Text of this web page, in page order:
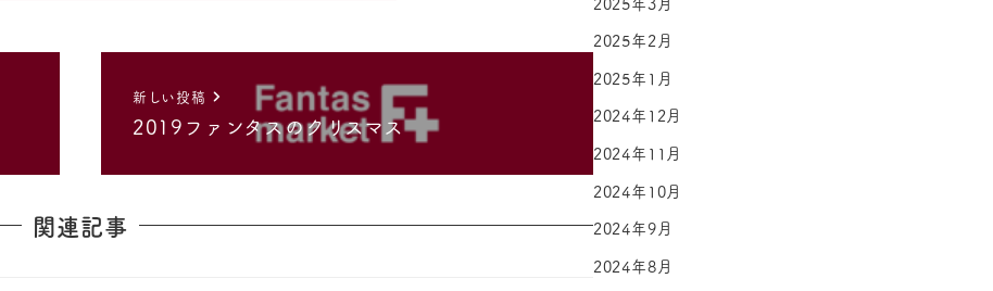
新しい投稿
2019ファンタスのクリスマス
関連記事
2025年2月
2025年1月
2024年12月
2024年11月
2024年10月
2024年9月
2024年8月